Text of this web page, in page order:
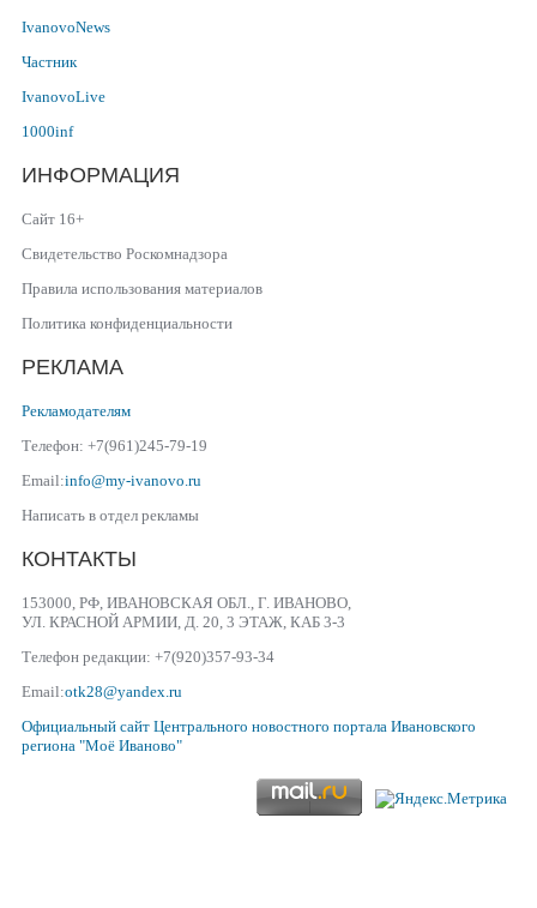
IvanovoNews
Частник
IvanovoLive
1000inf
ИНФОРМАЦИЯ
Сайт 16+
Свидетельство Роскомнадзора
Правила использования материалов
Политика конфиденциальности
РЕКЛАМА
Рекламодателям
Телефон: +7(961)245-79-19
Email:info@my-ivanovo.ru
Написать в отдел рекламы
КОНТАКТЫ
153000, РФ, ИВАНОВСКАЯ ОБЛ., Г. ИВАНОВО,
УЛ. КРАСНОЙ АРМИИ, Д. 20, 3 ЭТАЖ, КАБ 3-3
Телефон редакции: +7(920)357-93-34
Email:otk28@yandex.ru
Официальный сайт Центрального новостного портала Ивановского
региона "Моё Иваново"